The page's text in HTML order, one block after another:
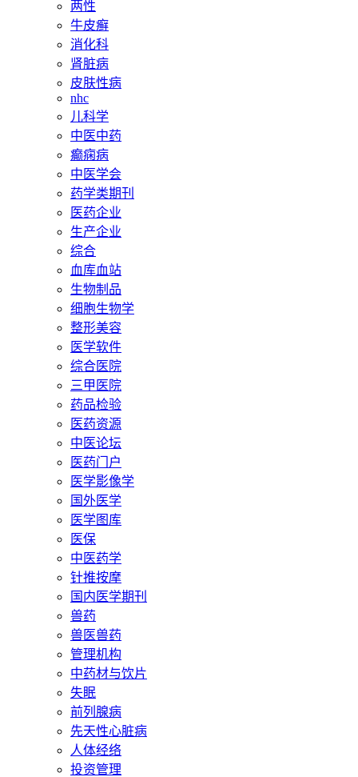
两性
牛皮癣
消化科
肾脏病
皮肤性病
nhc
儿科学
中医中药
癫痫病
中医学会
药学类期刊
医药企业
生产企业
综合
血库血站
生物制品
细胞生物学
整形美容
医学软件
综合医院
三甲医院
药品检验
医药资源
中医论坛
医药门户
医学影像学
国外医学
医学图库
医保
中医药学
针推按摩
国内医学期刊
兽药
兽医兽药
管理机构
中药材与饮片
失眠
前列腺病
先天性心脏病
人体经络
投资管理